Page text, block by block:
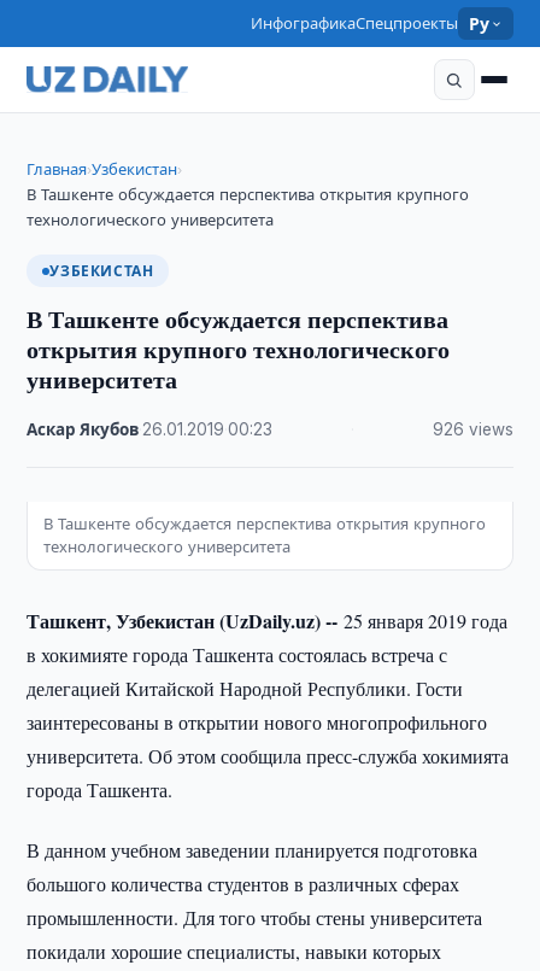
ИнфографикаСпецпроекты Ру
Главная›Узбекистан›
В Ташкенте обсуждается перспектива открытия крупного
технологического университета
УЗБЕКИСТАН
В Ташкенте обсуждается перспектива
открытия крупного технологического
университета
Аскар Якубов 26.01.2019 ·00:23 926 views
В Ташкенте обсуждается перспектива открытия крупного
технологического университета
Ташкент, Узбекистан (UzDaily.uz) --25 января 2019 года
в хокимияте города Ташкента состоялась встреча с
делегацией Китайской Народной Республики. Гости
заинтересованы в открытии нового многопрофильного
университета. Об этом сообщила пресс-служба хокимията
города Ташкента.
В данном учебном заведении планируется подготовка
большого количества студентов в различных сферах
промышленности. Для того чтобы стены университета
покидали хорошие специалисты, навыки которых